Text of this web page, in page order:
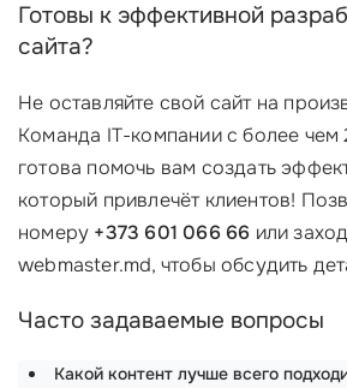
Готовы к эффективной
сайта?
Не оставляйте свой сайт на
Команда IT-компании с более
готова помочь вам создать
который привлечёт клиентов!
номеру +373 601 066 66 или
webmaster.md, чтобы обсудить
Часто задаваемые вопросы
Какой контент лучше всего